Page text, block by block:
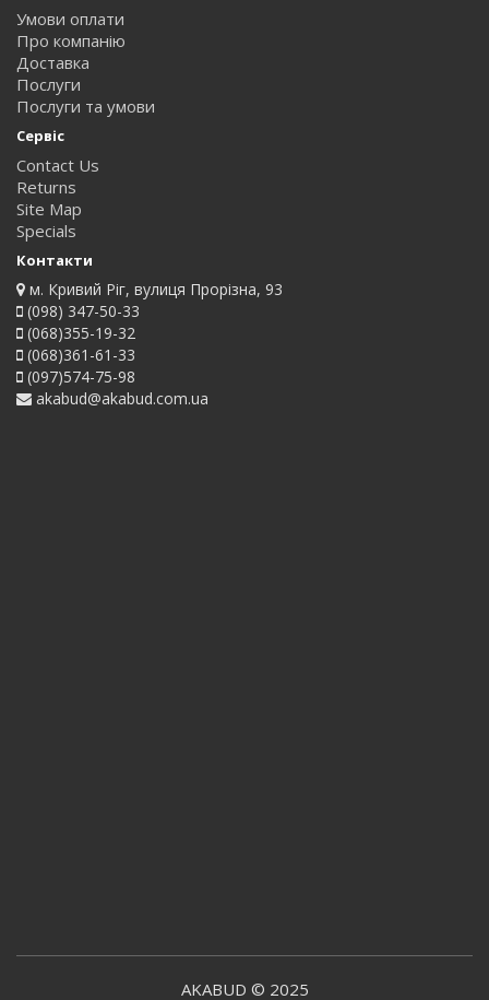
Умови оплати
Про компанію
Доставка
Послуги
Послуги та умови
Сервіс
Contact Us
Returns
Site Map
Specials
Контакти
м. Кривий Ріг, вулиця Прорізна, 93
(098) 347-50-33
(068)355-19-32
(068)361-61-33
(097)574-75-98
akabud@akabud.com.ua
AKABUD © 2025